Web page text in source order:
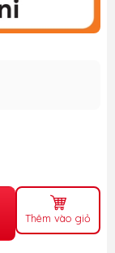
Thêm vào giỏ